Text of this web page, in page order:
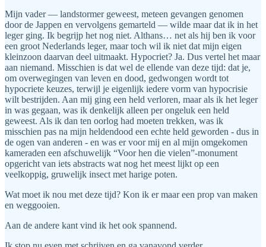
Mijn vader — landstormer geweest, meteen gevangen genomen
door de Jappen en vervolgens gemarteld — wilde maar dat ik in het
leger ging. Ik begrijp het nog niet. Althans… net als hij ben ik voor
een groot Nederlands leger, maar toch wil ik niet dat mijn eigen
kleinzoon daarvan deel uitmaakt. Hypocriet? Ja. Dus vertel het maar
aan niemand. Misschien is dat wel de ellende van deze tijd: dat je,
om overwegingen van leven en dood, gedwongen wordt tot
hypocriete keuzes, terwijl je eigenlijk iedere vorm van hypocrisie
wilt bestrijden. Aan mij ging een held verloren, maar als ik het leger
in was gegaan, was ik denkelijk alleen per ongeluk een held
geweest. Als ik dan ten oorlog had moeten trekken, was ik
misschien pas na mijn heldendood een echte held geworden - dus in
de ogen van anderen - en was er voor mij en al mijn omgekomen
kameraden een afschuwelijk “Voor hen die vielen”-monument
opgericht van iets abstracts wat nog het meest lijkt op een
veelkoppig, gruwelijk insect met harige poten.
Wat moet ik nou met deze tijd? Kon ik er maar een prop van maken
en weggooien.
Aan de andere kant vind ik het ook spannend.